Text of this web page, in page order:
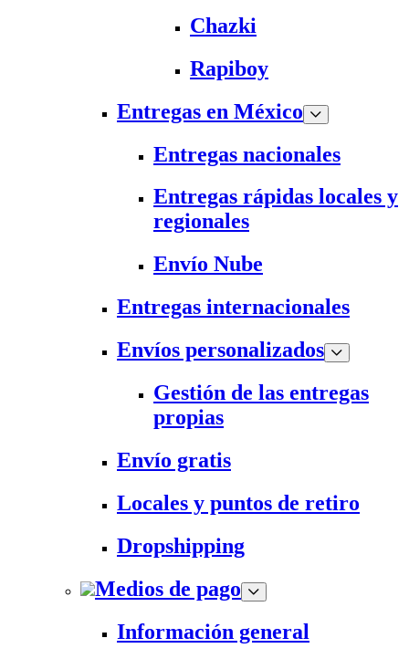
Chazki
Rapiboy
Entregas en México
Entregas nacionales
Entregas rápidas locales y
regionales
Envío Nube
Entregas internacionales
Envíos personalizados
Gestión de las entregas
propias
Envío gratis
Locales y puntos de retiro
Dropshipping
Medios de pago
Información general